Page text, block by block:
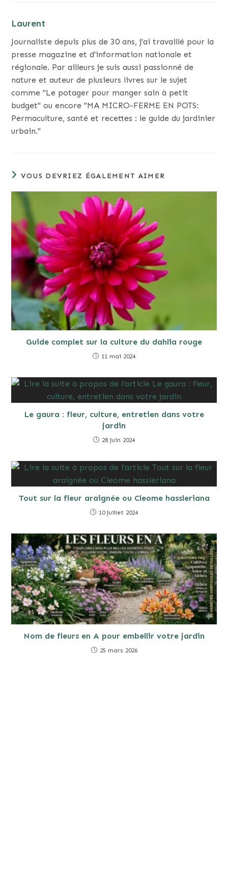
Laurent
Journaliste depuis plus de 30 ans, j'ai travaillé pour la
presse magazine et d'information nationale et
régionale. Par ailleurs je suis aussi passionné de
nature et auteur de plusieurs livres sur le sujet
comme "Le potager pour manger sain à petit
budget" ou encore "MA MICRO-FERME EN POTS:
Permaculture, santé et recettes : le guide du jardinier
urbain."
VOUS DEVRIEZ ÉGALEMENT AIMER
Guide complet sur la culture du dahlia rouge
11 mai 2024
Le gaura : fleur, culture, entretien dans votre
jardin
28 juin 2024
Tout sur la fleur araignée ou Cleome hassleriana
10 juillet 2024
Nom de fleurs en A pour embellir votre jardin
25 mars 2026